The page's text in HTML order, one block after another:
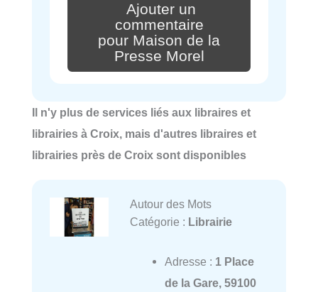
Ajouter un
commentaire
pour Maison de la
Presse Morel
Il n'y plus de services liés aux libraires et
librairies à Croix, mais d'autres libraires et
librairies près de Croix sont disponibles
Autour des Mots
Catégorie : Librairie
Adresse : 1 Place
de la Gare, 59100